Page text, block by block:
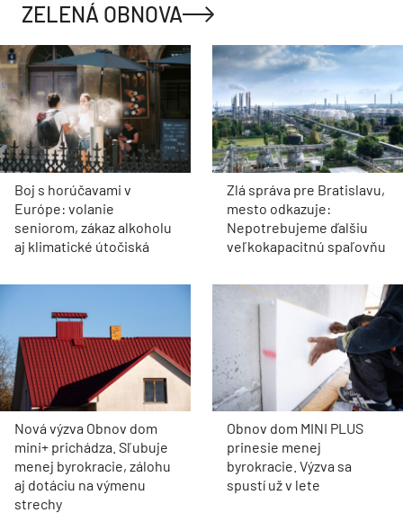
ZELENÁ OBNOVA
Boj s horúčavami v
Európe: volanie
seniorom, zákaz alkoholu
aj klimatické útočiská
Zlá správa pre Bratislavu,
mesto odkazuje:
Nepotrebujeme ďalšiu
veľkokapacitnú spaľovňu
Nová výzva Obnov dom
mini+ prichádza. Sľubuje
menej byrokracie, zálohu
aj dotáciu na výmenu
strechy
Obnov dom MINI PLUS
prinesie menej
byrokracie. Výzva sa
spustí už v lete